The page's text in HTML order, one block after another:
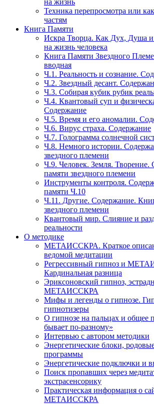
на жизнь
Техника перепросмотра или
частям
Книга Памяти
Искра Творца. Как Дух, Душа
на жизнь человека
Книга Памяти Звездного
вводная
Ч.1. Реальность и сознание.
Ч.2. Звездный десант.
Ч.3. Собирая кубик рубик
Ч.4. Квантовый суп и
Содержание
Ч.5. Время и его аномалии.
Ч.6. Вирус страха. Содержание
Ч.7. Голограмма солнечной
Ч.8. Немного истории.
звездного племени
Ч.9. Человек. Земля. Творение.
памяти звездного племени
Инструменты контроля.
памяти Ч.10
Ч.11. Другие. Содержание.
звездного племени
Квантовый мир. Слияние и
реальности
О методике
МЕТАИССКРА. Краткое
ведомой медитации
Регрессивный гипноз и
Кардинальная разница
Эриксоновский гипноз,
МЕТАИССКРА
Мифы и легенды о гипнозе.
гипнотизеры
О гипнозе на пальцах и общее
бывает по-разному»
Интервью с автором методики
Энергетические блоки,
программы
Энергетические подключки и
Поиск пропавших через
экстрасенсорику
Практическая информация о
МЕТАИССКРА